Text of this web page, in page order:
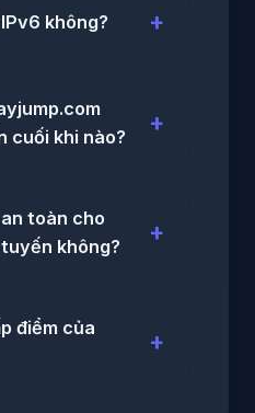
không?
cuối khi nào?
toàn cho
không?
điểm của